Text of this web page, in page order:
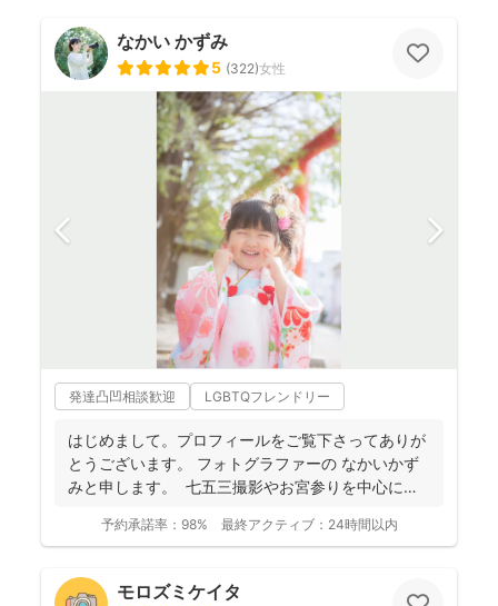
なかい かずみ
5 (322)女性
発達凸凹相談歓迎 LGBTQフレンドリー
はじめまして。プロフィールをご覧下さってありが
とうございます。 フォトグラファーの なかいかず
みと申します。 七五三撮影やお宮参りを中心に家
予約承諾率： 98% 最終アクティブ： 24時間以内
モロズミケイタ